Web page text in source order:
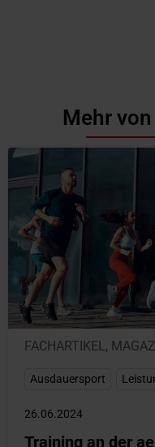
Mehr
FACHARTIKEL,
Ausdauersport
26.06.2024
Training an der